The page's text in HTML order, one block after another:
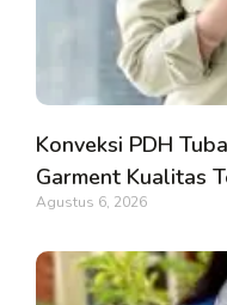
Konveksi PDH
Garment Kualitas
Agustus 6, 2026